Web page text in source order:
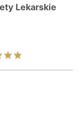
Lekarskie